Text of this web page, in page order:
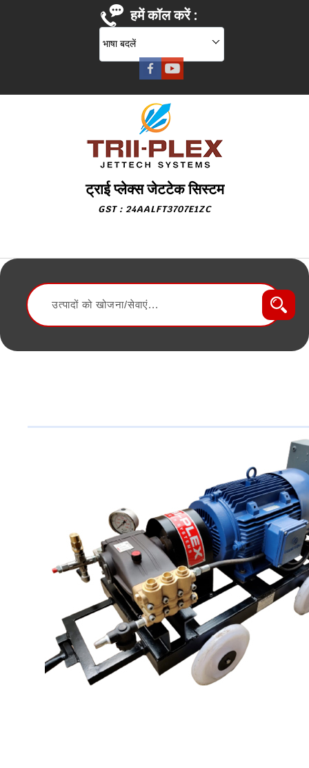
हमें कॉल करें :
भाषा बदलें
ट्राई प्लेक्स जेटटेक सिस्टम
GST : 24AALFT3707E1ZC